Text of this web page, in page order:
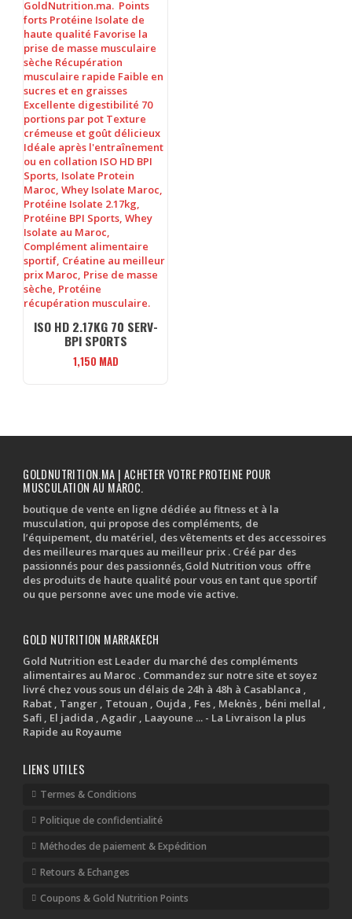
ISO HD 2.17KG 70 SERV-
BPI SPORTS
1,150 MAD
GOLDNUTRITION.MA | ACHETER VOTRE PROTEINE POUR
MUSCULATION AU MAROC.
boutique de vente en ligne dédiée au fitness et à la
musculation, qui propose des compléments, de
l’équipement, du matériel, des vêtements et des accessoires
des meilleures marques au meilleur prix . Créé par des
passionnés pour des passionnés,Gold Nutrition vous offre
des produits de haute qualité pour vous en tant que sportif
ou que personne avec une mode vie active.
GOLD NUTRITION MARRAKECH
Gold Nutrition est Leader du marché des compléments
alimentaires au Maroc . Commandez sur notre site et soyez
livré chez vous sous un délais de 24h à 48h à Casablanca ,
Rabat , Tanger , Tetouan , Oujda , Fes , Meknès , béni mellal ,
Safi , El jadida , Agadir , Laayoune ... - La Livraison la plus
Rapide au Royaume
LIENS UTILES
Termes & Conditions
Politique de confidentialité
Méthodes de paiement & Expédition
Retours & Echanges
Coupons & Gold Nutrition Points